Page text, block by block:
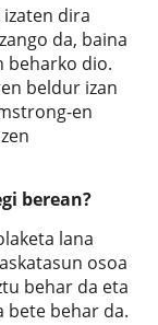
dira
da, baina
beharko dio.
beldur izan
en
berean?
lana
osoa
behar da eta
bete behar da.